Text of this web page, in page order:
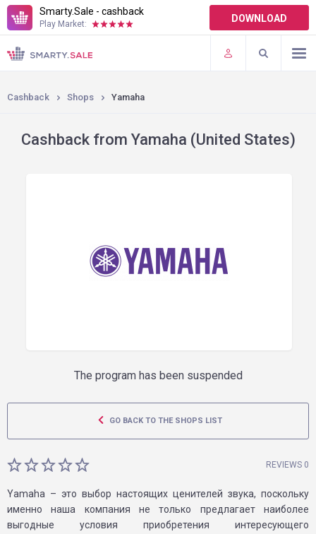
Smarty.Sale - cashback
Play Market: DOWNLOAD
TERMS OF USE
PLUGINS
Cashback Shops Yamaha
Cashback from Yamaha (United States)
The program has been suspended
GO BACK TO THE SHOPS LIST
REVIEWS 0
Yamaha – это выбор настоящих ценителей звука, поскольку
именно наша компания не только предлагает наиболее
выгодные условия приобретения интересующего